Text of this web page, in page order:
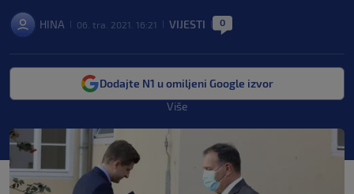
HINA 06. tra. 2021. 16:21 VIJESTI 0
Dodajte N1 u omiljeni Google izvor
Više